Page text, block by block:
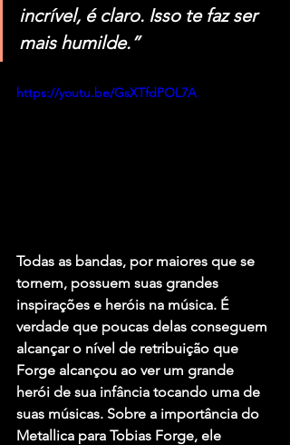
incrível, é claro. Isso te faz ser
mais humilde.”
https://youtu.be/GsXTfdPOL7A
Todas as bandas, por maiores que se
tornem, possuem suas grandes
inspirações e heróis na música. É
verdade que poucas delas conseguem
alcançar o nível de retribuição que
Forge alcançou ao ver um grande
herói de sua infância tocando uma de
suas músicas. Sobre a importância do
Metallica para Tobias Forge, ele